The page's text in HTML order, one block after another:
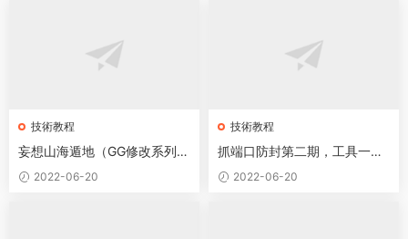
技術教程
妄想山海遁地（GG修改系列教
程）2022-06-20
技術教程
抓端口防封第二期，工具一套
+視頻講解
2022-06-20